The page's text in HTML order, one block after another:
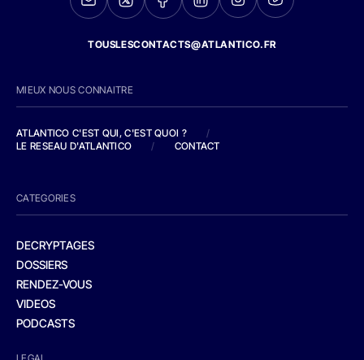
TOUSLESCONTACTS@ATLANTICO.FR
MIEUX NOUS CONNAITRE
ATLANTICO C'EST QUI, C'EST QUOI ?
/
LE RESEAU D'ATLANTICO
/ CONTACT
CATEGORIES
DECRYPTAGES
DOSSIERS
RENDEZ-VOUS
VIDEOS
PODCASTS